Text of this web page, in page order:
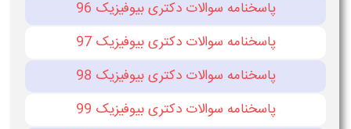
پاسخنامه سوالات دکتری بیوفیزیک 96
پاسخنامه سوالات دکتری بیوفیزیک 97
پاسخنامه سوالات دکتری بیوفیزیک 98
پاسخنامه سوالات دکتری بیوفیزیک 99